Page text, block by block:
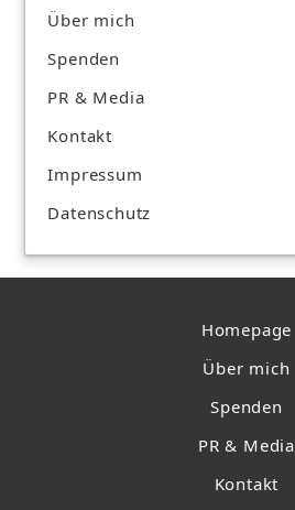
Über mich
Spenden
PR & Media
Kontakt
Impressum
Datenschutz
Homepage
Über mich
Spenden
PR & Media
Kontakt